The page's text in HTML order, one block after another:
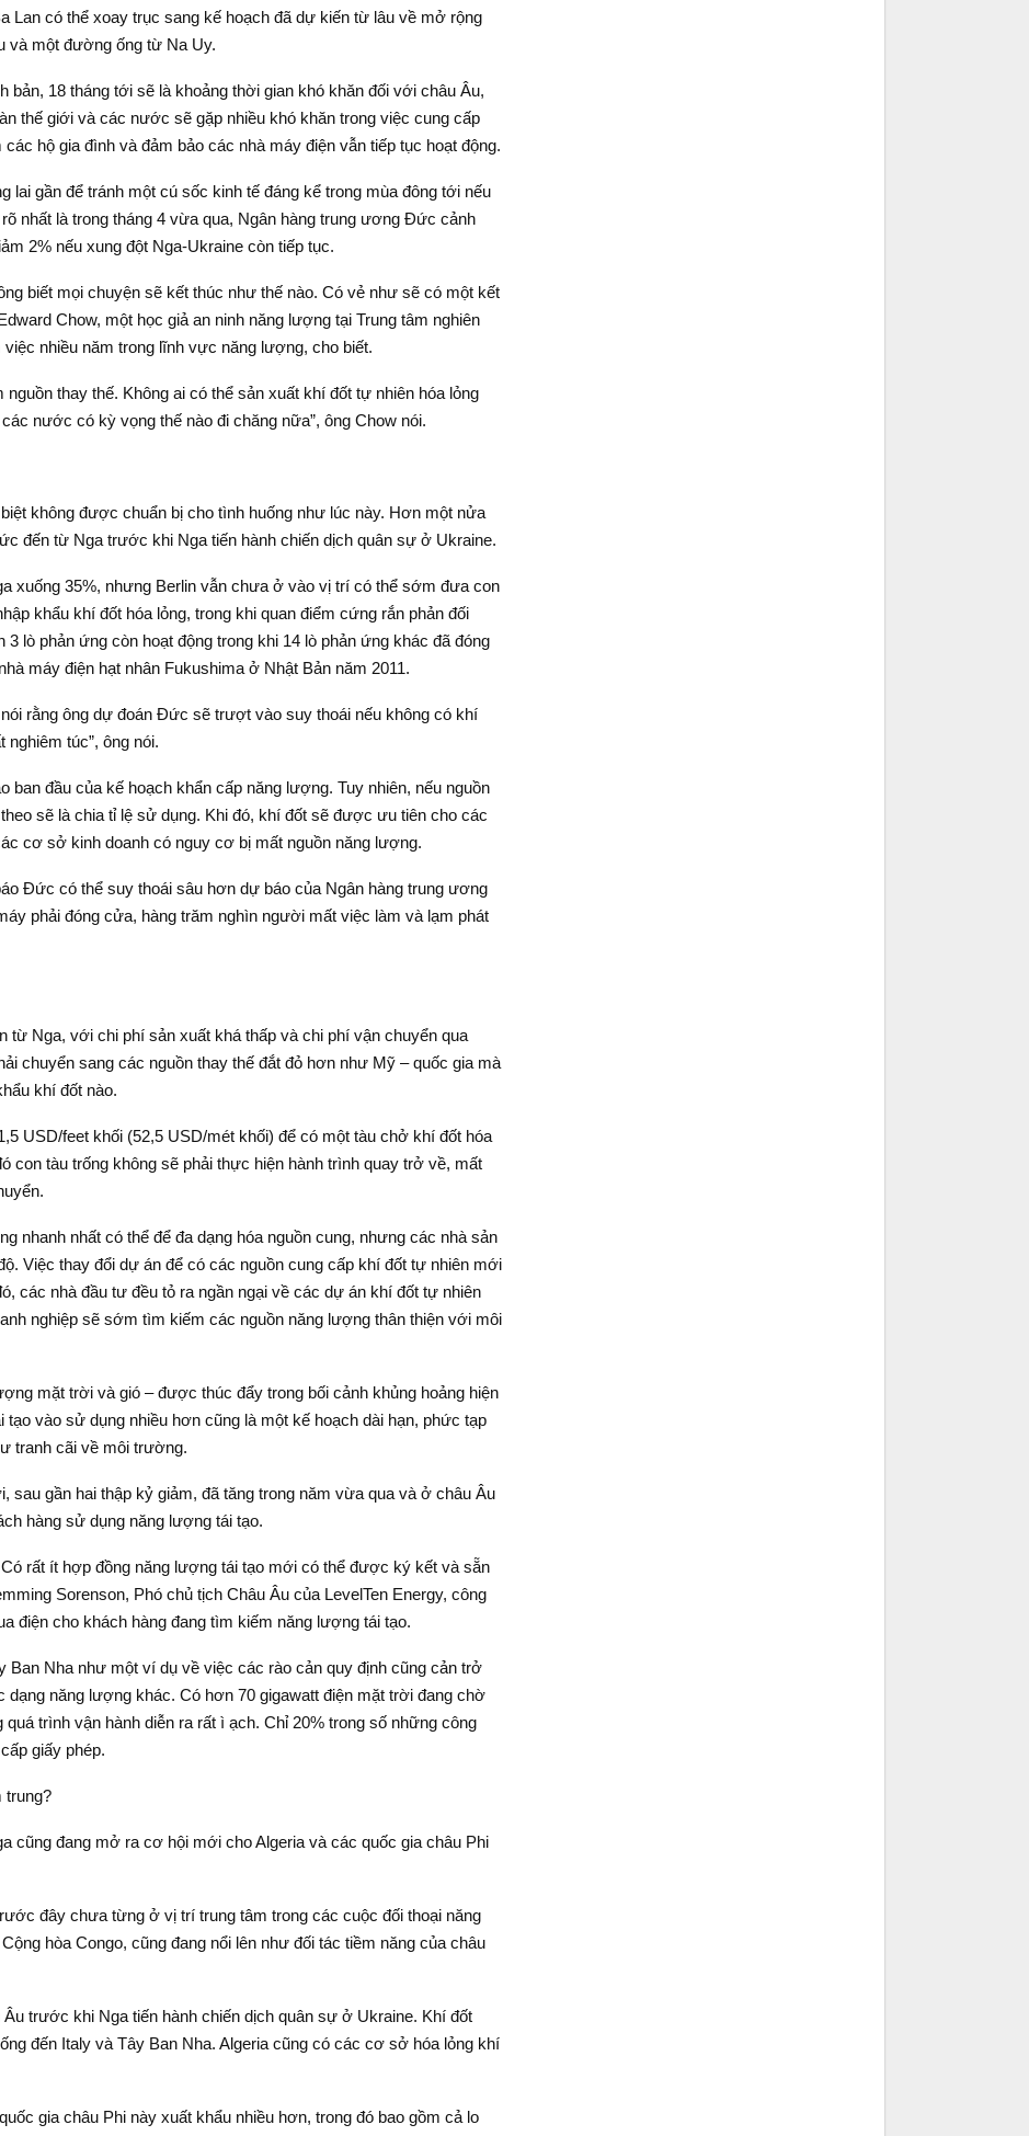
Lan có thể xoay trục sang kế hoạch đã dự kiến từ lâu về mở rộng
và một đường ống từ Na Uy.
bản, 18 tháng tới sẽ là khoảng thời gian khó khăn đối với châu Âu,
thế giới và các nước sẽ gặp nhiều khó khăn trong việc cung cấp
hộ gia đình và đảm bảo các nhà máy điện vẫn tiếp tục hoạt động.
lai gần để tránh một cú sốc kinh tế đáng kể trong mùa đông tới nếu
nhất là trong tháng 4 vừa qua, Ngân hàng trung ương Đức cảnh
2% nếu xung đột Nga-Ukraine còn tiếp tục.
biết mọi chuyện sẽ kết thúc như thế nào. Có vẻ như sẽ có một kết
Chow, một học giả an ninh năng lượng tại Trung tâm nghiên
nhiều năm trong lĩnh vực năng lượng, cho biết.
thay thế. Không ai có thể sản xuất khí đốt tự nhiên hóa lỏng
nước có kỳ vọng thế nào đi chăng nữa”, ông Chow nói.
không được chuẩn bị cho tình huống như lúc này. Hơn một nửa
đến từ Nga trước khi Nga tiến hành chiến dịch quân sự ở Ukraine.
xuống 35%, nhưng Berlin vẫn chưa ở vào vị trí có thể sớm đưa con
khẩu khí đốt hóa lỏng, trong khi quan điểm cứng rắn phản đối
lò phản ứng còn hoạt động trong khi 14 lò phản ứng khác đã đóng
máy điện hạt nhân Fukushima ở Nhật Bản năm 2011.
rằng ông dự đoán Đức sẽ trượt vào suy thoái nếu không có khí
nghiêm túc”, ông nói.
ban đầu của kế hoạch khẩn cấp năng lượng. Tuy nhiên, nếu nguồn
sẽ là chia tỉ lệ sử dụng. Khi đó, khí đốt sẽ được ưu tiên cho các
cơ sở kinh doanh có nguy cơ bị mất nguồn năng lượng.
Đức có thể suy thoái sâu hơn dự báo của Ngân hàng trung ương
phải đóng cửa, hàng trăm nghìn người mất việc làm và lạm phát
từ Nga, với chi phí sản xuất khá thấp và chi phí vận chuyển qua
chuyển sang các nguồn thay thế đắt đỏ hơn như Mỹ – quốc gia mà
khí đốt nào.
USD/feet khối (52,5 USD/mét khối) để có một tàu chở khí đốt hóa
con tàu trống không sẽ phải thực hiện hành trình quay trở về, mất
nhanh nhất có thể để đa dạng hóa nguồn cung, nhưng các nhà sản
Việc thay đổi dự án để có các nguồn cung cấp khí đốt tự nhiên mới
các nhà đầu tư đều tỏ ra ngần ngại về các dự án khí đốt tự nhiên
nghiệp sẽ sớm tìm kiếm các nguồn năng lượng thân thiện với môi
mặt trời và gió – được thúc đẩy trong bối cảnh khủng hoảng hiện
vào sử dụng nhiều hơn cũng là một kế hoạch dài hạn, phức tạp
tranh cãi về môi trường.
sau gần hai thập kỷ giảm, đã tăng trong năm vừa qua và ở châu Âu
hàng sử dụng năng lượng tái tạo.
rất ít hợp đồng năng lượng tái tạo mới có thể được ký kết và sẵn
Sorenson, Phó chủ tịch Châu Âu của LevelTen Energy, công
điện cho khách hàng đang tìm kiếm năng lượng tái tạo.
Ban Nha như một ví dụ về việc các rào cản quy định cũng cản trở
năng lượng khác. Có hơn 70 gigawatt điện mặt trời đang chờ
trình vận hành diễn ra rất ì ạch. Chỉ 20% trong số những công
giấy phép.
trung?
cũng đang mở ra cơ hội mới cho Algeria và các quốc gia châu Phi
đây chưa từng ở vị trí trung tâm trong các cuộc đối thoại năng
hòa Congo, cũng đang nổi lên như đối tác tiềm năng của châu
trước khi Nga tiến hành chiến dịch quân sự ở Ukraine. Khí đốt
đến Italy và Tây Ban Nha. Algeria cũng có các cơ sở hóa lỏng khí
gia châu Phi này xuất khẩu nhiều hơn, trong đó bao gồm cả lo